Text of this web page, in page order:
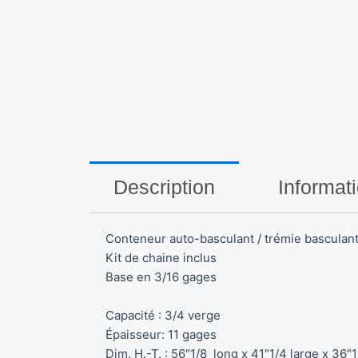
Description
Conteneur auto-basculant / trémie
Kit de chaine inclus
Base en 3/16 gages
Capacité : 3/4 verge
Épaisseur: 11 gages
Dim. H.-T. : 56″1/8 long x 41″1/4 large x